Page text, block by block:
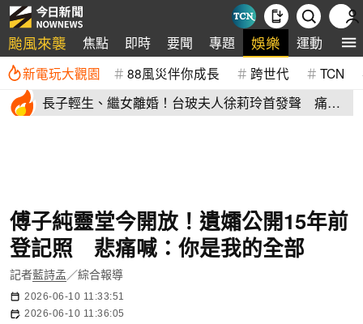
颱風來襲 焦點 即時 要聞 專題 娛樂 運動 全
新電玩大觀園 88風災伴你成長 跨世代 TCN
長子輕生、繼女離婚！台玻夫人徐莉玲首發聲 痛揭
傅子純靈堂今開放！遺孀公開15年前
登記照 悲痛喊：你是我的全部
記者藍詩孟 ／綜合報導
2026-06-10 11:33:51
2026-06-10 11:36:05